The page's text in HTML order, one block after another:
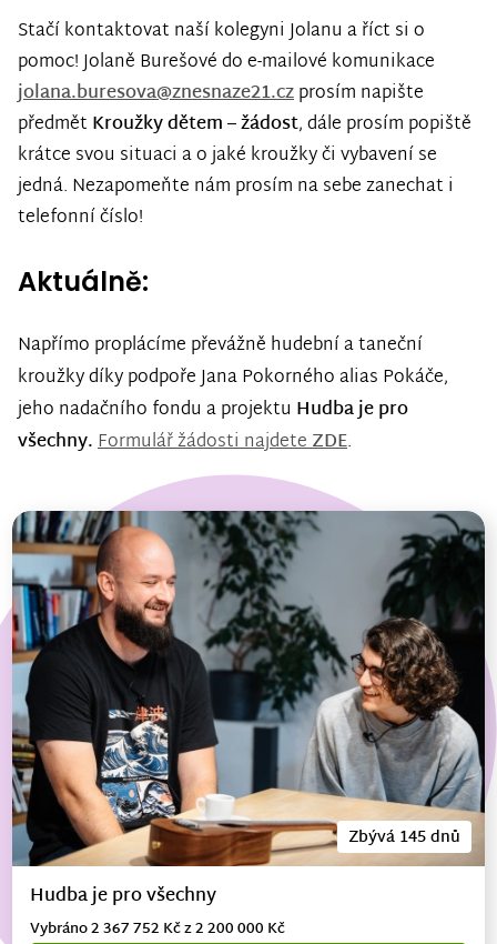
Stačí kontaktovat naší kolegyni Jolanu a říct si o
pomoc! Jolaně Burešové do e-mailové komunikace
jolana.buresova@znesnaze21.czprosím napište
předmět Kroužky dětem – žádost, dále prosím popiště
krátce svou situaci a o jaké kroužky či vybavení se
jedná. Nezapomeňte nám prosím na sebe zanechat i
telefonní číslo!
Aktuálně:
Napřímo proplácíme převážně hudební a taneční
kroužky díky podpoře Jana Pokorného alias Pokáče,
jeho nadačního fondu a projektu Hudba je pro
všechny.Formulář žádosti najdeteZDE.
Zbývá 145 dnů
Hudba je pro všechny
Vybráno 2 367 752 Kč z 2 200 000 Kč